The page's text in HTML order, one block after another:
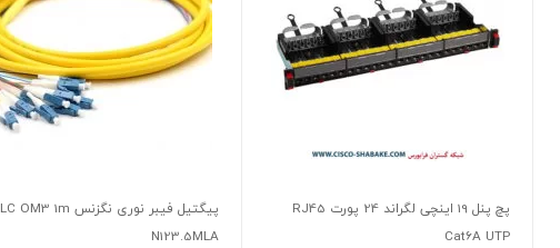
پچ پنل 19 اینچی لگراند 24 پورت RJ45
Cat6A UTP
پیگتیل فیبر نوری نگزنس LC OM3 1m
N123.5MLA